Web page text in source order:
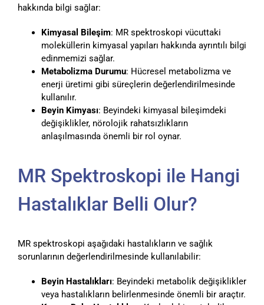
hakkında bilgi sağlar:
Kimyasal Bileşim: MR spektroskopi vücuttaki
moleküllerin kimyasal yapıları hakkında ayrıntılı bilgi
edinmemizi sağlar.
Metabolizma Durumu: Hücresel metabolizma ve
enerji üretimi gibi süreçlerin değerlendirilmesinde
kullanılır.
Beyin Kimyası: Beyindeki kimyasal bileşimdeki
değişiklikler, nörolojik rahatsızlıkların
anlaşılmasında önemli bir rol oynar.
MR Spektroskopi ile Hangi
Hastalıklar Belli Olur?
MR spektroskopi aşağıdaki hastalıkların ve sağlık
sorunlarının değerlendirilmesinde kullanılabilir:
Beyin Hastalıkları: Beyindeki metabolik değişiklikler
veya hastalıkların belirlenmesinde önemli bir araçtır.